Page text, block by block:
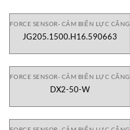
FORCE SENSOR- CẢM BIẾN LỰC CĂNG
JG205.1500.H16.590663
FORCE SENSOR- CẢM BIẾN LỰC CĂNG
DX2-50-W